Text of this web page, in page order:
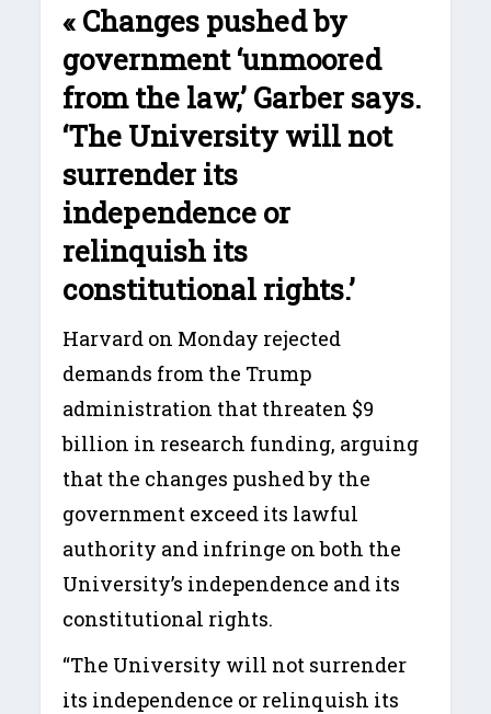
« Changes pushed by
government ‘unmoored
from the law,’ Garber says.
‘The University will not
surrender its
independence or
relinquish its
constitutional rights.’
Harvard on Monday rejected
demands from the Trump
administration that threaten $9
billion in research funding, arguing
that the changes pushed by the
government exceed its lawful
authority and infringe on both the
University’s independence and its
constitutional rights.
“The University will not surrender
its independence or relinquish its